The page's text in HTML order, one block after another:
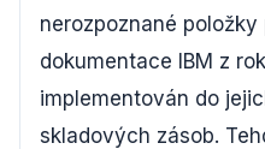
nerozpoznané položky
dokumentace IBM z
implementován do
skladových zásob.